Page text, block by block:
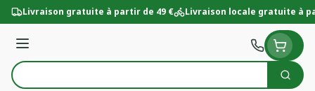
Aller au contenu
Livraison gratuite à partir de 49 € Livraison locale gratuite à
Menu
Rechercher